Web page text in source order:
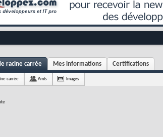
racine carrée Mes informations Certifications
carrée Amis Images